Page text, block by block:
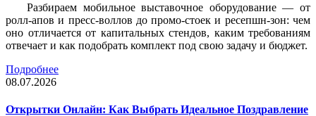
Разбираем мобильное выставочное оборудование — от
ролл-апов и пресс-воллов до промо-стоек и ресепшн-зон: чем
оно отличается от капитальных стендов, каким требованиям
отвечает и как подобрать комплект под свою задачу и бюджет.
Подробнее
08.07.2026
Открытки Онлайн: Как Выбрать Идеальное Поздравление